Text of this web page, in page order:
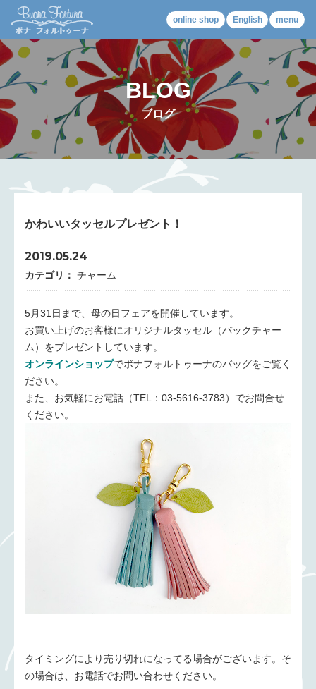
online shop English menu
BLOG
ブログ
かわいいタッセルプレゼント！
2019.05.24
カテゴリ： チャーム
5月31日まで、母の日フェアを開催しています。
お買い上げのお客様にオリジナルタッセル（バックチャー
ム）をプレゼントしています。
オンラインショップでボナフォルトゥーナのバッグをご覧く
ださい。
また、お気軽にお電話（TEL：03-5616-3783）でお問合せ
ください。
タイミングにより売り切れになってる場合がございます。そ
の場合は、お電話でお問い合わせください。